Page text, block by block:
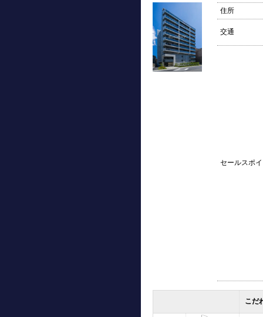
住所
交通
セールスポ
こだ